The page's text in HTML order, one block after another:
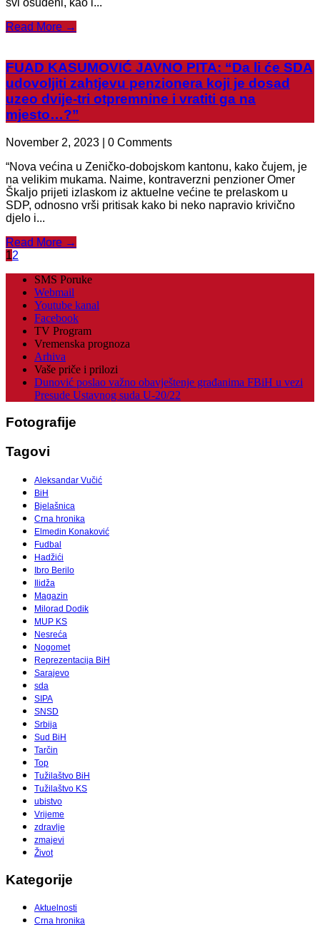
svi osuđeni, kao i...
Read More →
FUAD KASUMOVIĆ JAVNO PITA: “Da li će SDA
udovoljiti zahtjevu penzionera koji je dosad
uzeo dvije-tri otpremnine i vratiti ga na
mjesto…?”
November 2, 2023 | 0 Comments
“Nova većina u Zeničko-dobojskom kantonu, kako čujem, je
na velikim mukama. Naime, kontraverzni penzioner Omer
Škaljo prijeti izlaskom iz aktuelne većine te prelaskom u
SDP, odnosno vrši pritisak kako bi neko napravio krivično
djelo i...
Read More →
12
SMS Poruke
Webmail
Youtube kanal
Facebook
TV Program
Vremenska prognoza
Arhiva
Vaše priče i prilozi
Dunović poslao važno obavještenje građanima FBiH u vezi
Presude Ustavnog suda U-20/22
Fotografije
Tagovi
Aleksandar Vučić
BiH
Bjelašnica
Crna hronika
Elmedin Konaković
Fudbal
Hadžići
Ibro Berilo
Ilidža
Magazin
Milorad Dodik
MUP KS
Nesreća
Nogomet
Reprezentacija BiH
Sarajevo
sda
SIPA
SNSD
Srbija
Sud BiH
Tarčin
Top
Tužilaštvo BiH
Tužilaštvo KS
ubistvo
Vrijeme
zdravlje
zmajevi
Život
Kategorije
Aktuelnosti
Crna hronika